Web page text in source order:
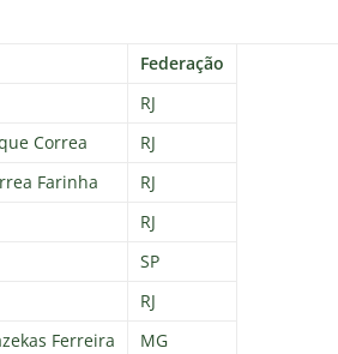
Federação
RJ
Correa
RJ
Farinha
RJ
RJ
SP
RJ
Ferreira
MG